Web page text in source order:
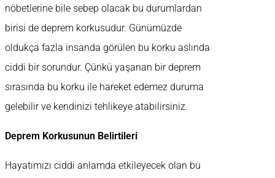
nöbetlerine bile sebep olacak bu durumlardan
birisi de deprem korkusudur. Günümüzde
oldukça fazla insanda görülen bu korku aslında
ciddi bir sorundur. Çünkü yaşanan bir deprem
sırasında bu korku ile hareket edemez duruma
gelebilir ve kendinizi tehlikeye atabilirsiniz.
Deprem Korkusunun Belirtileri
Hayatımızı ciddi anlamda etkileyecek olan bu